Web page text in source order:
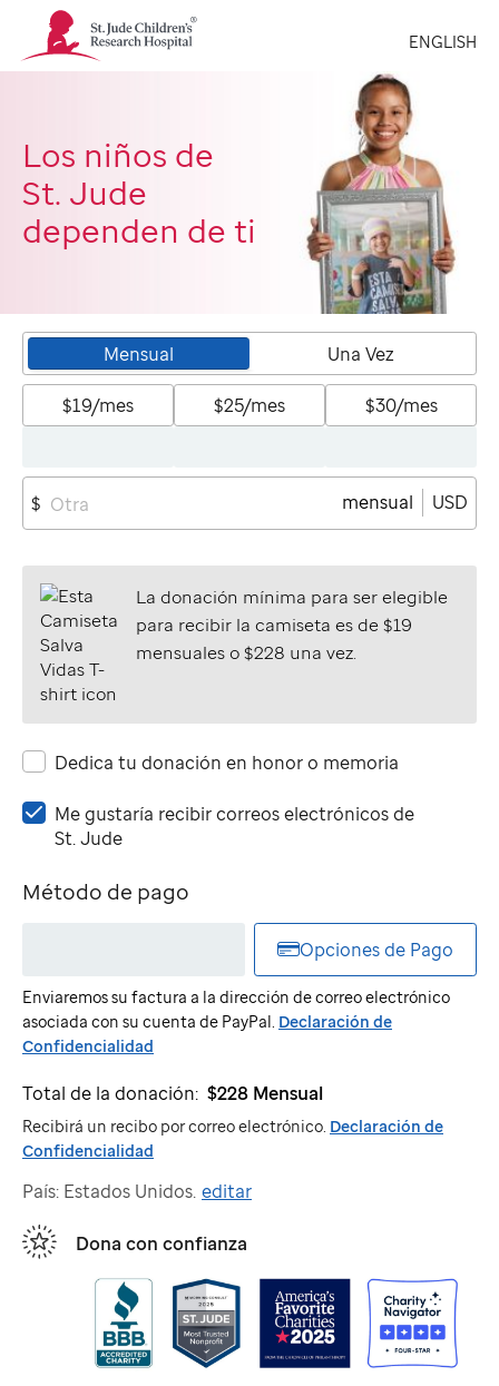
St.
Jude
Logo
ENGLISH
Los niños de
St. Jude
dependen de ti
Mensual Una Vez
$19/mes $25/mes $30/mes
$ mensual USD
La donación mínima para ser elegible
para recibir la camiseta es de $19
mensuales o $228 una vez.
Dedica tu donación en honor o memoria
Me
gustaría
correos
electrónicos
Me gustaría recibir correos electrónicos de
St. Jude
Método de pago
Opciones de Pago
Enviaremos su factura a la dirección de correo electrónico
asociada con su cuenta de PayPal. Declaración de
Confidencialidad
Total de la donación: $228 Mensual
Recibirá un recibo por correo electrónico. Declaración de
Confidencialidad
País: Estados Unidos. editar
Dona con confianza